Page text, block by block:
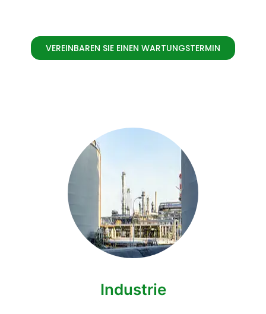
VEREINBAREN SIE EINEN WARTUNGSTERMIN
Industrie